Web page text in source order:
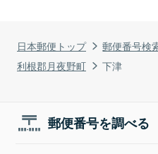
日本郵便トップ 郵便番号検
利根郡月夜野町
下津
郵便番号を調べる